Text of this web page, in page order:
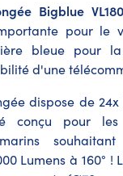
Bigblue
pour le
bleue pour la
d'une
dispose de
conçu pour les
marins
Lumens à 160° !